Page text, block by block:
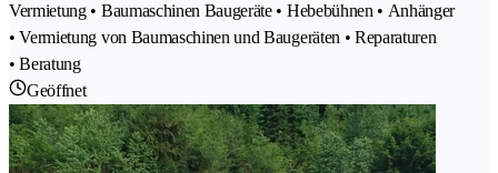
Vermietung • Baumaschinen Baugeräte • Hebebühnen • Anhänger
• Vermietung von Baumaschinen und Baugeräten • Reparaturen
• Beratung
Geöffnet